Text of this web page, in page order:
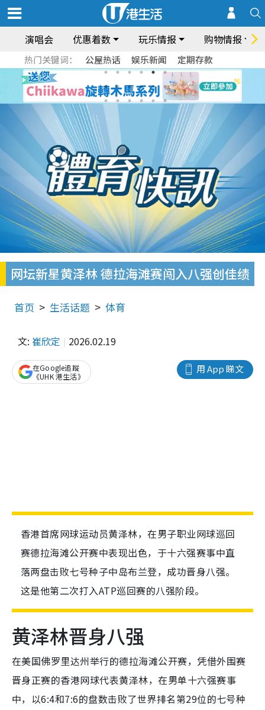
演唱会 优惠着数 玩乐情报 购物情报
热门关键词： 公屋热话 娱乐新闻 定期存款
网坛新星黄泽林 德拉海滩赛闯入八强创佳绩
首页 生活话题 体育
文: 崔欣定 2026.02.19
用 App 睇文
在Google追蹤
《UHK 港生活》
香港首席网球运动员黄泽林，在男子职业网球巡回
赛德拉海滩公开赛中表现出色，于十六强赛事中直
落两盘击败七号种子中岛布兰登，成功晋身八强。
这是他第二次打入ATP巡回赛的八强阶段。
黄泽林晋身八强
在美国佛罗里达州举行的德拉海滩公开赛，凭借外围赛
晋身正赛的香港网球代表黄泽林，在男单十六强赛事
中，以6:4和7:6的盘数击败了世界排名第29位的七号种